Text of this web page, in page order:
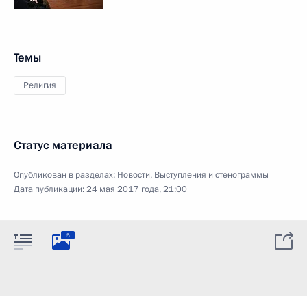
Темы
Религия
Статус материала
Опубликован в разделах: Новости, Выступления и стенограммы
Дата публикации:24 мая 2017 года, 21:00
5